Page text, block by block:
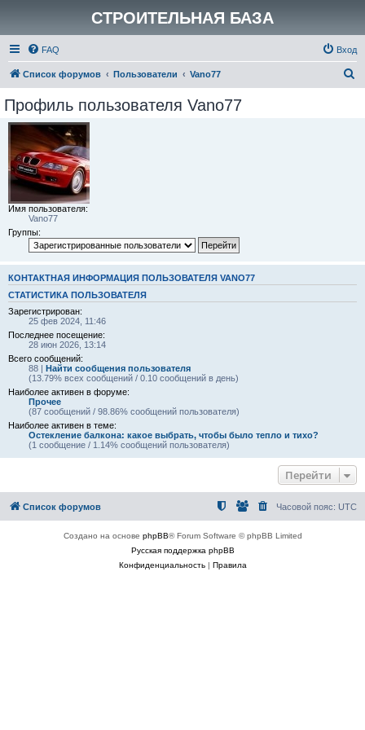
СТРОИТЕЛЬНАЯ БАЗА
FAQ Вход
Список форумов Пользователи Vano77
Профиль пользователя Vano77
Имя пользователя:
Vano77
Группы:
КОНТАКТНАЯ ИНФОРМАЦИЯ ПОЛЬЗОВАТЕЛЯ VANO77
СТАТИСТИКА ПОЛЬЗОВАТЕЛЯ
Зарегистрирован:
25 фев 2024, 11:46
Последнее посещение:
28 июн 2026, 13:14
Всего сообщений:
88 | Найти сообщения пользователя
(13.79% всех сообщений / 0.10 сообщений в день)
Наиболее активен в форуме:
Прочее
(87 сообщений / 98.86% сообщений пользователя)
Наиболее активен в теме:
Остекление балкона: какое выбрать, чтобы было тепло и тихо?
(1 сообщение / 1.14% сообщений пользователя)
Перейти
Список форумов Часовой пояс: UTC
Создано на основе phpBB® Forum Software © phpBB Limited
Русская поддержка phpBB
Конфиденциальность| Правила